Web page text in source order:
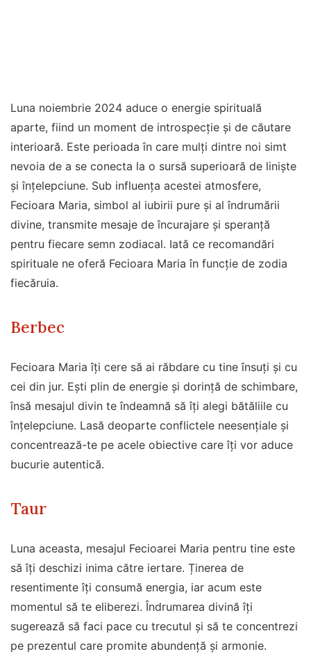
Luna noiembrie 2024 aduce o energie spirituală
aparte, fiind un moment de introspecție și de căutare
interioară. Este perioada în care mulți dintre noi simt
nevoia de a se conecta la o sursă superioară de liniște
și înțelepciune. Sub influența acestei atmosfere,
Fecioara Maria, simbol al iubirii pure și al îndrumării
divine, transmite mesaje de încurajare și speranță
pentru fiecare semn zodiacal. Iată ce recomandări
spirituale ne oferă Fecioara Maria în funcție de zodia
fiecăruia.
Berbec
Fecioara Maria îți cere să ai răbdare cu tine însuți și cu
cei din jur. Ești plin de energie și dorință de schimbare,
însă mesajul divin te îndeamnă să îți alegi bătăliile cu
înțelepciune. Lasă deoparte conflictele neesențiale și
concentrează-te pe acele obiective care îți vor aduce
bucurie autentică.
Taur
Luna aceasta, mesajul Fecioarei Maria pentru tine este
să îți deschizi inima către iertare. Ținerea de
resentimente îți consumă energia, iar acum este
momentul să te eliberezi. Îndrumarea divină îți
sugerează să faci pace cu trecutul și să te concentrezi
pe prezentul care promite abundență și armonie.